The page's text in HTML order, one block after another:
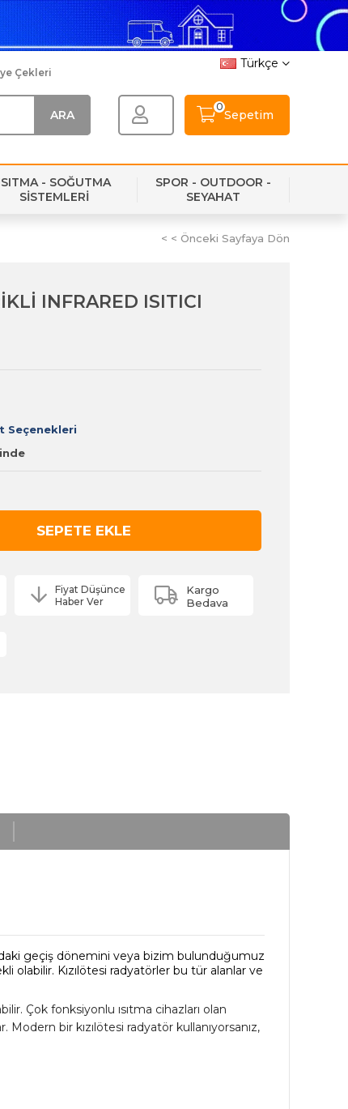
Türkçe
Sepetim
0
Çekleri
- SOĞUTMA
SİSTEMLERİ
SPOR - OUTDOOR -
SEYAHAT
< < Önceki Sayfaya Dön
INFRARED ISITICI
Seçenekleri
Fiyat Düşünce
Haber Ver
Kargo
Bedava
geçiş dönemini veya bizim bulunduğumuz
olabilir. Kızılötesi radyatörler bu tür alanlar ve
Çok fonksiyonlu ısıtma cihazları olan
Modern bir kızılötesi radyatör kullanıyorsanız,